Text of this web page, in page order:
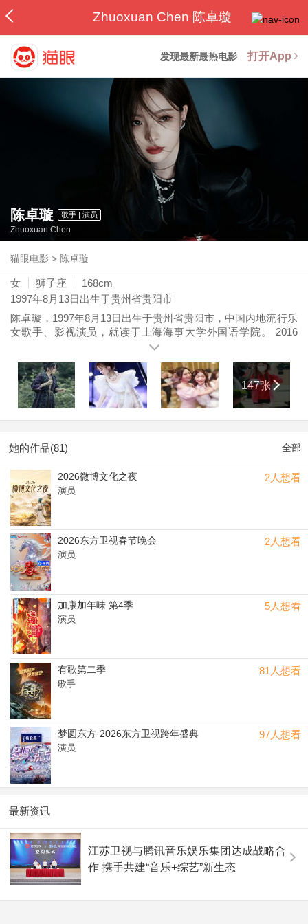
Zhuoxuan Chen 陈卓璇
发现最新最热电影 打开App
陈卓璇 歌手 | 演员
Zhuoxuan Chen
猫眼电影 >陈卓璇
女 狮子座
168cm
1997年8月13日 出生于贵州省贵阳市
陈卓璇，1997年8月13日出生于贵州省贵阳市，中国内地流行乐
女歌手、影视演员，就读于上海海事大学外国语学院。 2016
年，参加芒果TV选秀娱乐节目《 超级女声》，获得西安赛区冠
团，并以组合的形式继续参赛，最终获得全国总决赛第15名。
2017年，超级女团正式解散；同年，完成了个人首部影视剧作
品，在惊悚悬疑网络剧《 云客江湖》中饰演幽幽。
147张
她的作品(81) 全部
2人想看
2026微博文化之夜
演员
2人想看
2026东方卫视春节晚会
演员
5人想看
加康加年味 第4季
演员
81人想看
有歌第二季
歌手
97人想看
梦圆东方·2026东方卫视跨年盛典
演员
最新资讯
江苏卫视与腾讯音乐娱乐集团达成战略合
作 携手共建“音乐+综艺”新生态